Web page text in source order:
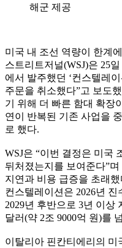
해군 제공
미국 내 조선 역량이 한계
스트리트저널(WSJ)은 25
에서 발주했던 ‘컨스텔레
주문을 취소했다”고 보도
기 위해 더 빠른 함대 확장
연이 반복된 기존 사업을
로 했다.
WSJ은 “이번 결정은 미국
뒤처졌는지를 보여준다”
지연과 비용 급증을 초래
컨스텔레이션은 2026년
2029년 후반으로 3년 이상
달러(약 2조 9000억 원)를
이탈리아 핀칸티에리의 미